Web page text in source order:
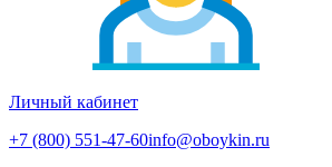
Личный кабинет
+7 (800) 551-47-60info@oboykin.ru